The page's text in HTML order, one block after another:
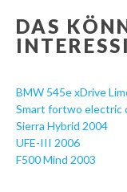
DAS
BMW 545e xDrive
Smart fortwo electric
Sierra Hybrid 2004
UFE-III 2006
F500 Mind 2003